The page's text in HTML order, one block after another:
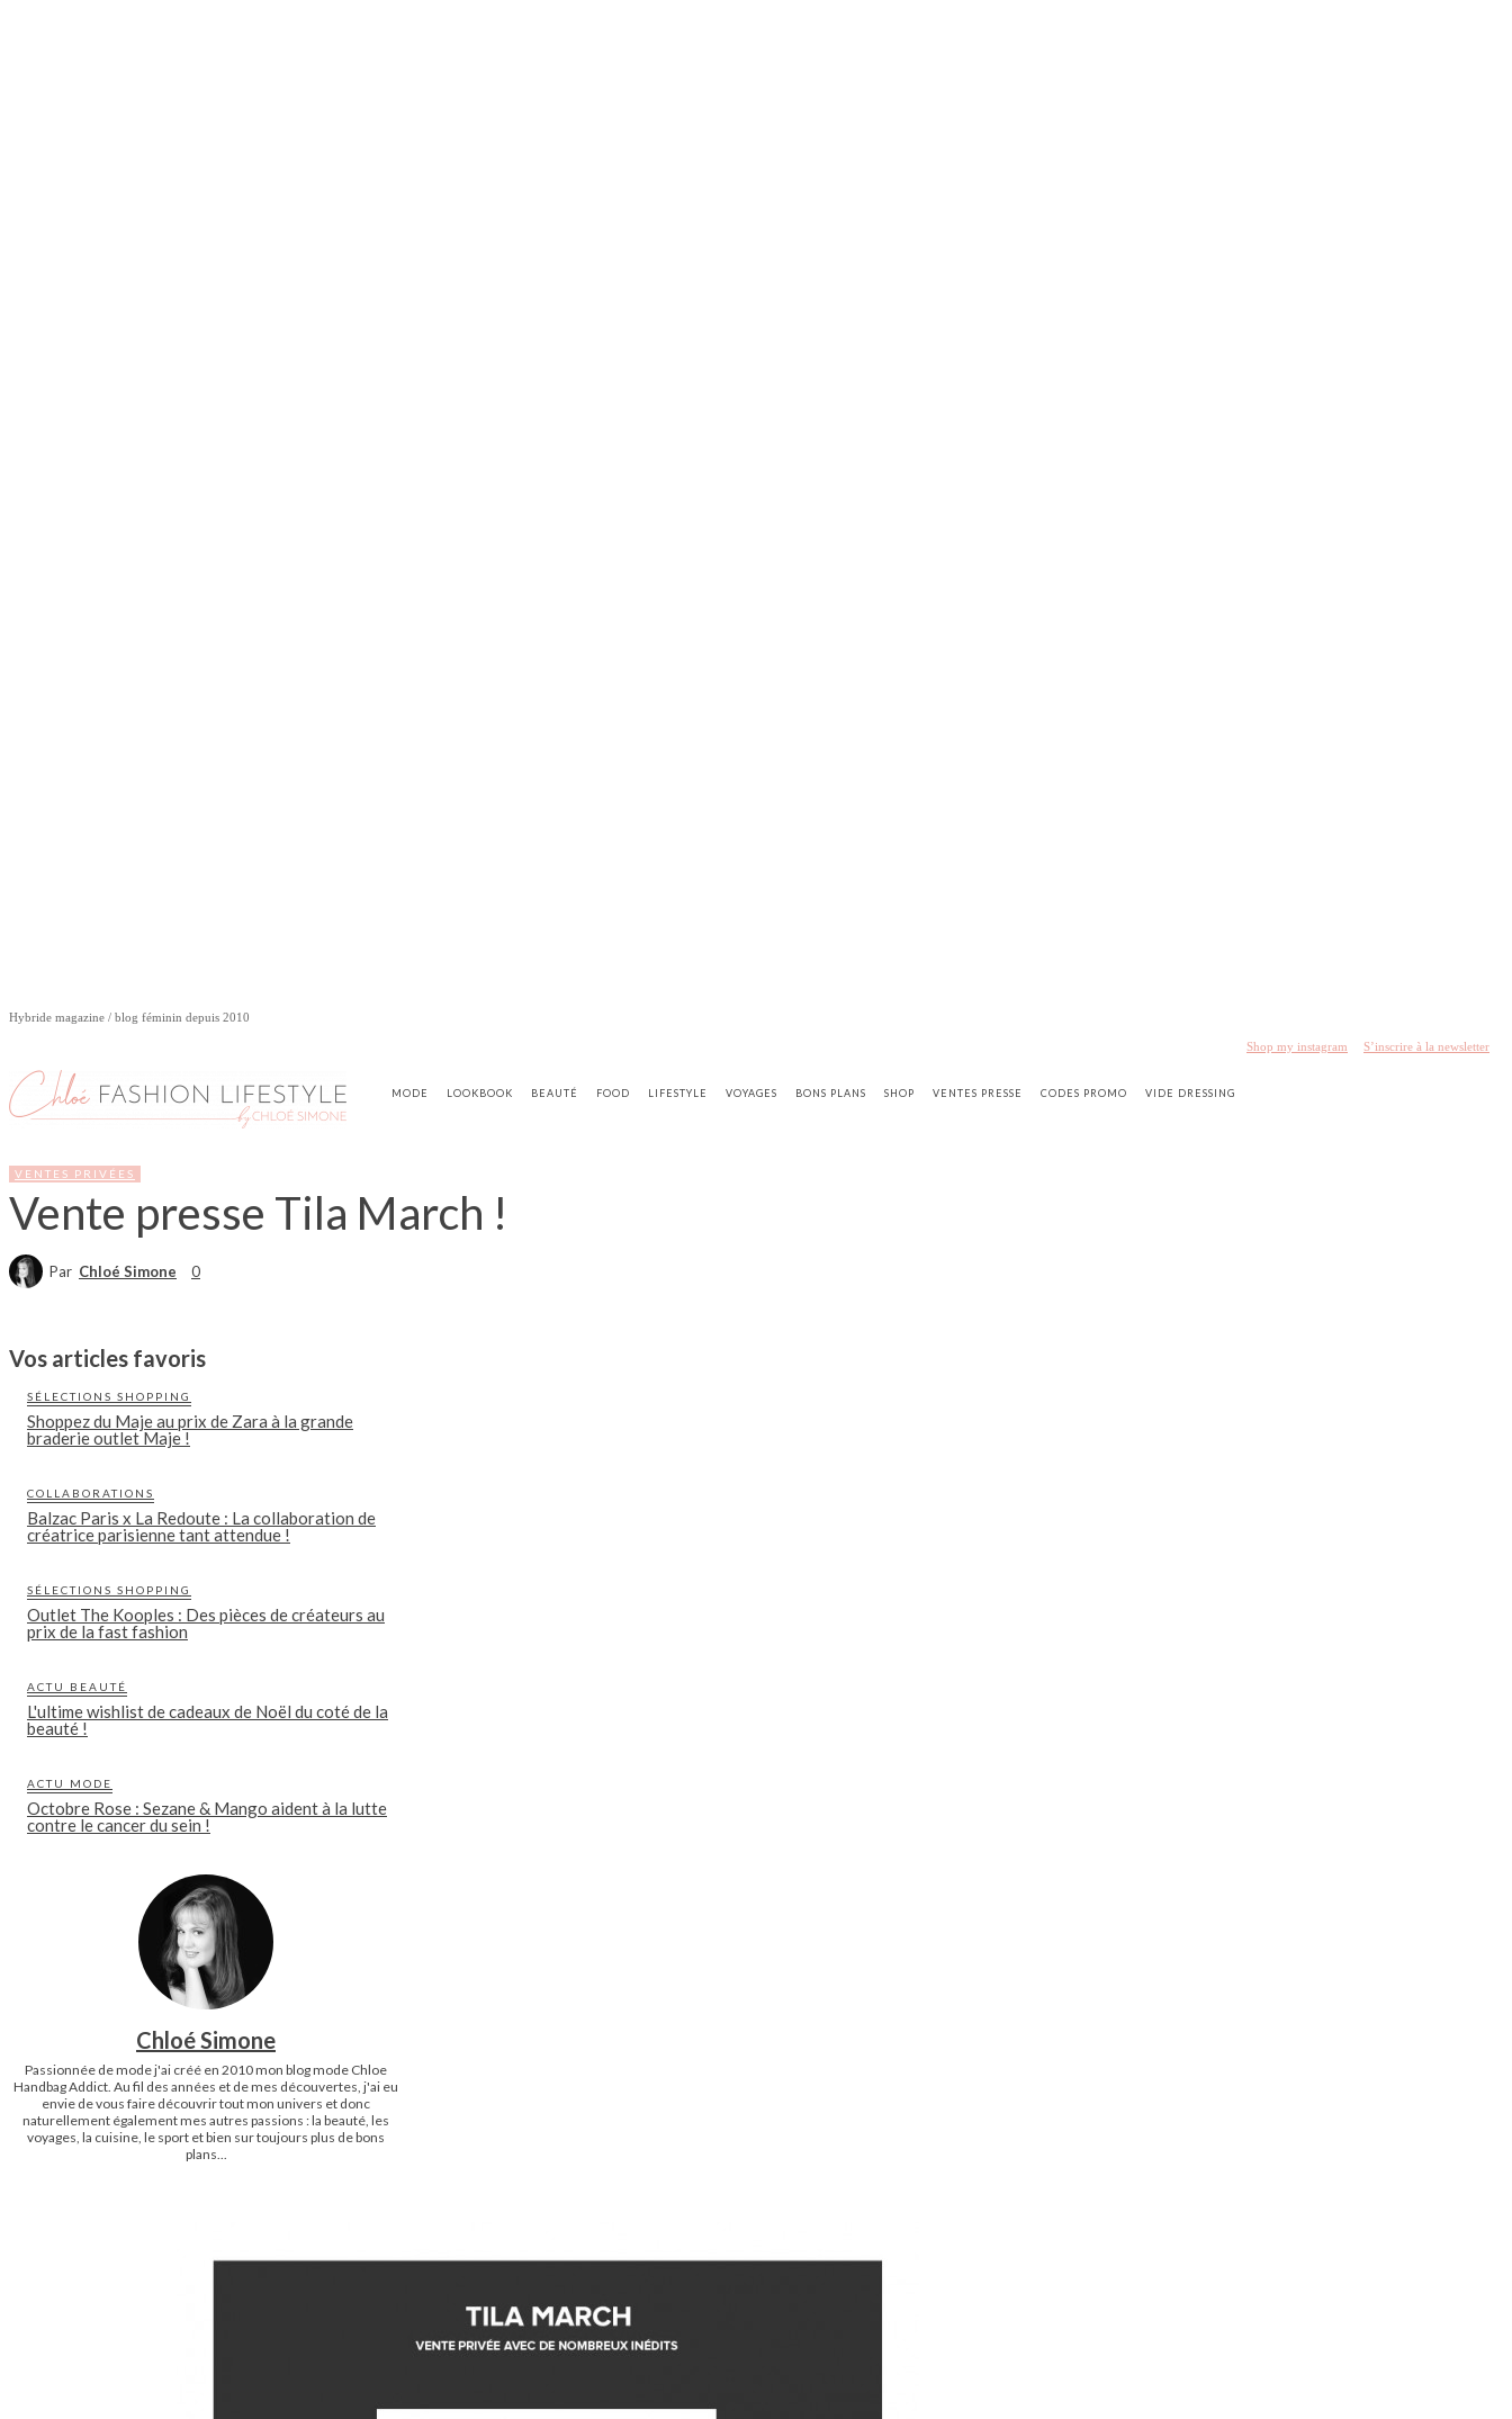
Hybride magazine / blog féminin depuis 2010
Shop my instagram S’inscrire à la newsletter
MODE LOOKBOOK BEAUTÉ FOOD LIFESTYLE VOYAGES BONS PLANS SHOP VENTES PRESSE CODES PROMO VIDE DRESSING
VENTES PRIVÉES
Vente presse Tila March !
Par Chloé Simone 0
Vos articles favoris
SÉLECTIONS SHOPPING
Shoppez du Maje au prix de Zara à la grande
braderie outlet Maje !
COLLABORATIONS
Balzac Paris x La Redoute : La collaboration de
créatrice parisienne tant attendue !
SÉLECTIONS SHOPPING
Outlet The Kooples : Des pièces de créateurs au
prix de la fast fashion
ACTU BEAUTÉ
L'ultime wishlist de cadeaux de Noël du coté de la
beauté !
ACTU MODE
Octobre Rose : Sezane & Mango aident à la lutte
contre le cancer du sein !
Chloé Simone
Passionnée de mode j'ai créé en 2010 mon blog mode Chloe
Handbag Addict. Au fil des années et de mes découvertes, j'ai eu
envie de vous faire découvrir tout mon univers et donc
naturellement également mes autres passions : la beauté, les
voyages, la cuisine, le sport et bien sur toujours plus de bons
plans...